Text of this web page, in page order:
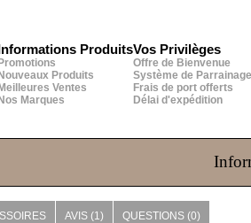
Informations Produits
Promotions
Nouveaux Produits
Meilleures Ventes
Nos Marques
Vos Privilèges
Offre de Bienvenue
Système de Parrainage
Frais de port offerts
Délai d'expédition
AVIS (1) QUESTIONS (0)